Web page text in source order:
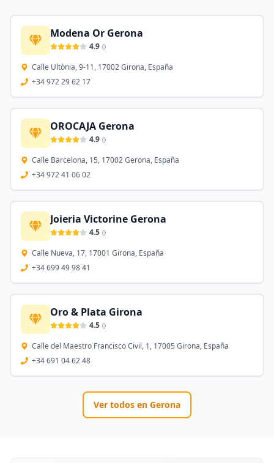
Modena Or Gerona
4.9 ()
Calle Ultònia, 9-11, 17002 Girona, España
+34 972 29 62 17
OROCAJA Gerona
4.9 ()
Calle Barcelona, 15, 17002 Gerona, España
+34 972 41 06 02
Joieria Victorine Gerona
4.5 ()
Calle Nueva, 17, 17001 Girona, España
+34 699 49 98 41
Oro & Plata Girona
4.5 ()
Calle del Maestro Francisco Civil, 1, 17005 Girona, España
+34 691 04 62 48
Ver todos en Gerona